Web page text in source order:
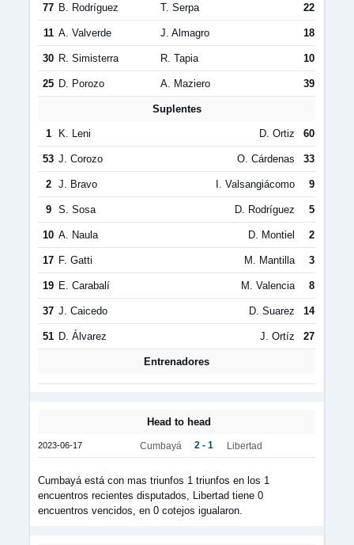
77 B. Rodríguez T. Serpa 22
11 A. Valverde J. Almagro 18
30 R. Simisterra R. Tapia 10
25 D. Porozo A. Maziero 39
Suplentes
1 K. Leni D. Ortiz 60
53 J. Corozo O. Cárdenas 33
2 J. Bravo I. Valsangiácomo 9
9 S. Sosa D. Rodríguez 5
10 A. Naula D. Montiel 2
17 F. Gatti M. Mantilla 3
19 E. Carabalí M. Valencia 8
37 J. Caicedo D. Suarez 14
51 D. Álvarez J. Ortíz 27
Entrenadores
Head to head
2023-06-17 Cumbayá 2 - 1 Libertad
Cumbayá está con mas triunfos 1 triunfos en los 1
encuentros recientes disputados, Libertad tiene 0
encuentros vencidos, en 0 cotejos igualaron.